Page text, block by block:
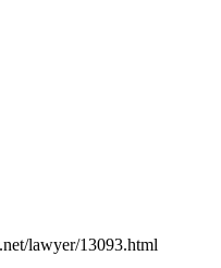
lawyer/13093.html